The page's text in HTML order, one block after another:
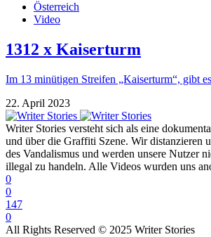
Österreich
Video
1312 x Kaiserturm
Im 13 minütigen Streifen „Kaiserturm“, gibt
22. April 2023
Writer Stories versteht sich als eine
und über die Graffiti Szene. Wir distanzieren
des Vandalismus und werden unsere Nutzer
illegal zu handeln. Alle Videos wurden uns
0
0
147
0
All Rights Reserved © 2025 Writer Stories